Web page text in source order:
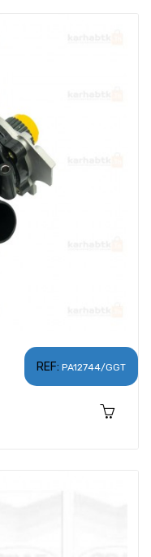
REF: PA12744/GGT